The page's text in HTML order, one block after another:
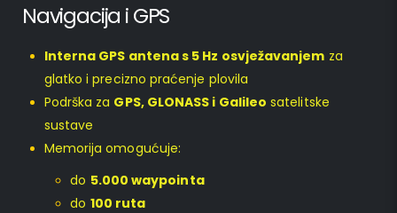
Navigacija i GPS
Interna GPS antena s 5 Hz osvježavanjem za
glatko i precizno praćenje plovila
Podrška za GPS, GLONASS i Galileo satelitske
sustave
Memorija omogućuje:
do 5.000 waypointa
do 100 ruta